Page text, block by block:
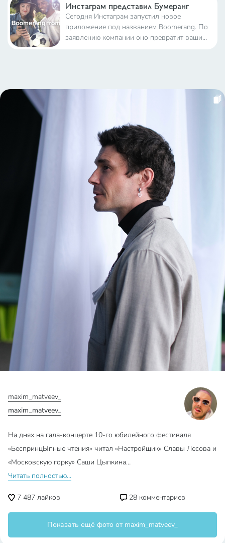
влияние на коэффициент конверсии сайта
Инстаграм представил Бумеранг
Сегодня Инстаграм запустил новое
приложение под названием Boomerang. По
заявлению компании оно превратит ваши
maxim_matveev_
maxim_matveev_
На днях на гала-концерте 10-го юбилейного фестиваля
«БеспринцЫпные чтения» читал «Настройщик» Славы Лесова и
«Московскую горку» Саши Цыпкина…
Читать полностью...
7 487 лайков 28 комментариев
Показать ещё фото от maxim_matveev_